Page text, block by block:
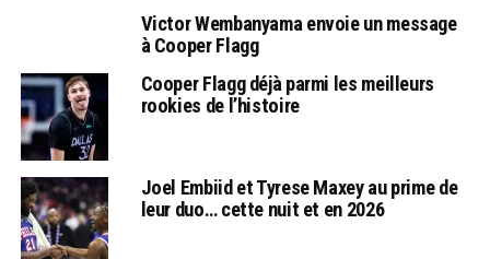
Victor Wembanyama envoie un message
à Cooper Flagg
Cooper Flagg déjà parmi les meilleurs
rookies de l’histoire
Joel Embiid et Tyrese Maxey au prime de
leur duo… cette nuit et en 2026